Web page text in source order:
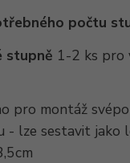
počtu
stupně 1-2 ks pro
pro montáž
lze sestavit jako